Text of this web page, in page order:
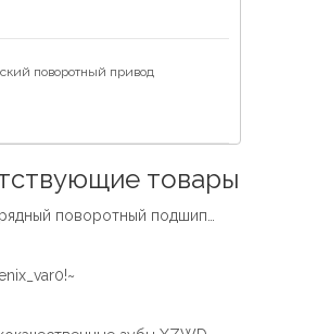
简体中文
поворотный привод
товары